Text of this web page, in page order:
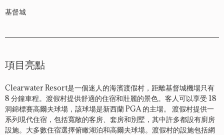
基督城
項目亮點
Clearwater Resort是一個迷人的海濱渡假村，距離基督城機場只有
8 分鐘車程。渡假村提供舒適的住宿和壯麗的景色。客人可以享受 18
洞錦標賽高爾夫球場，該球場是新西蘭 PGA 的主場。 渡假村提供一
系列現代住宿，包括寬敞的客房、套房和別墅，其中許多都設有廚房
設施。大多數住宿選擇俯瞰湖泊和高爾夫球場。渡假村的設施包括網